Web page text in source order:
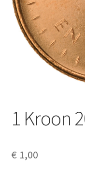
Privacybeleid PMH
1 Kroon
€ 1,00